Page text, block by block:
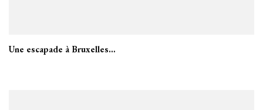
Une escapade à Bruxelles…